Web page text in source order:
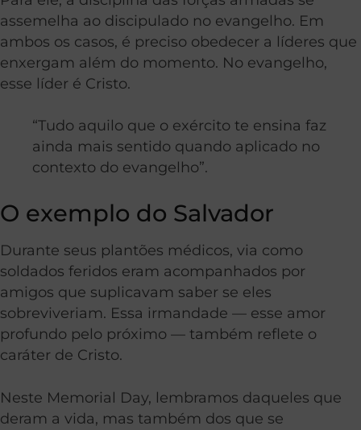
assemelha ao discipulado no evangelho. Em
ambos os casos, é preciso obedecer a líderes que
enxergam além do momento. No evangelho,
esse líder é Cristo.
“Tudo aquilo que o exército te ensina faz
ainda mais sentido quando aplicado no
contexto do evangelho”.
O exemplo do Salvador
Durante seus plantões médicos, via como
soldados feridos eram acompanhados por
amigos que suplicavam saber se eles
sobreviveriam. Essa irmandade — esse amor
profundo pelo próximo — também reflete o
caráter de Cristo.
Neste Memorial Day, lembramos daqueles que
deram a vida, mas também dos que se